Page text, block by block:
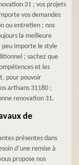
31 ; vos projets
vos demandes
ou entretien ; nos
la meilleure
peu importe le style
; sachez que
et les
pour pouvoir
artisans 31180 ;
renovation 31.
de
présentes dans
d’une remise à
propose nos